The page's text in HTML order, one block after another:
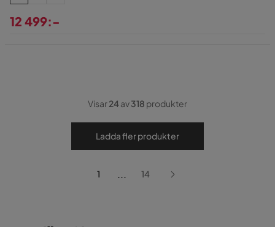
12 499:-
Visar24av318 produkter
Ladda fler produkter
1 ... 14